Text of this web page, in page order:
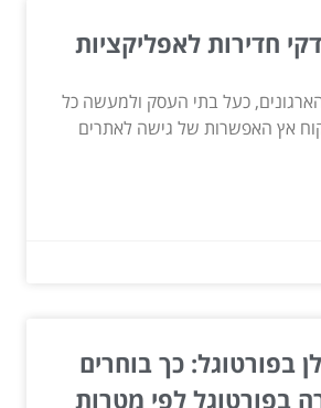
חדירות לאפליקציות
כעל בתי העסק ולמעשה כל
אץ האפשרות של גישה לאתרים
בפורטוגל: כך בוחרים
בפורטוגל לפי מטרות